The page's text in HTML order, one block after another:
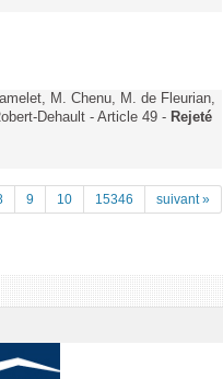
M. Chenu, M. de Fleurian,
Dehault - Article 49 - Rejeté
9 10 15346 suivant »